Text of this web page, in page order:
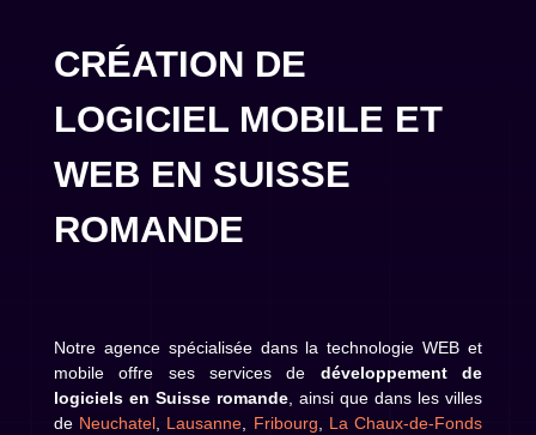
CRÉATION DE
LOGICIEL MOBILE ET
WEB EN SUISSE
ROMANDE
Notre agence spécialisée dans la technologie WEB et
mobile offre ses services de développement de
logiciels en Suisse romande, ainsi que dans les villes
de Neuchatel Lausanne Fribourg
La Chaux-de-Fonds